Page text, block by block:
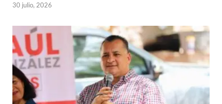
30 julio, 2026